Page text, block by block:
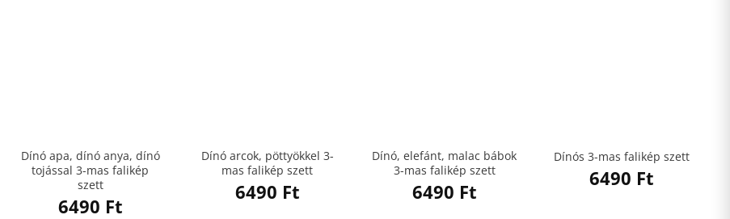
Dínó apa, dínó anya, dínó
tojással 3-mas falikép
szett
6490 Ft
Dínó arcok, pöttyökkel 3-
mas falikép szett
6490 Ft
Dínó, elefánt, malac bábok
3-mas falikép szett
6490 Ft
Dínós 3-mas falikép szett
6490 Ft